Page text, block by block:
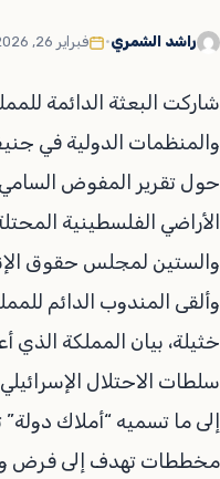
راشد الشمري• فبراير 26, 2026
شاركت البعثة الدائمة
والمنظمات الدولية في
حول تقرير المفوض
الأراضي الفلسطينية
والستين لمجلس حقوق
وألقى المندوب الدائم
خثيلة، بيان المملكة الذي
سلطات الاحتلال
إلى ما تسميه “أملاك
مخططات تهدف إلى فرض